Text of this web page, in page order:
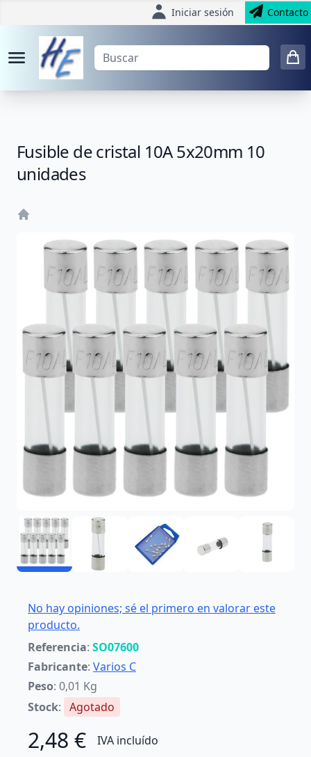
Iniciar sesión Contacto
Fusible de cristal 10A 5x20mm 10
unidades
No hay opiniones; sé el primero en valorar este
producto.
Referencia: SO07600
Fabricante: Varios C
Peso: 0,01 Kg
Stock: Agotado
2,48 € IVA incluído